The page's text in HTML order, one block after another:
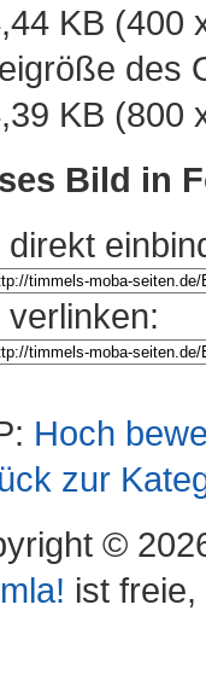
KB (400
des
KB (800
Bild in
direkt
verlinken:
Hoch
zur
©
ist